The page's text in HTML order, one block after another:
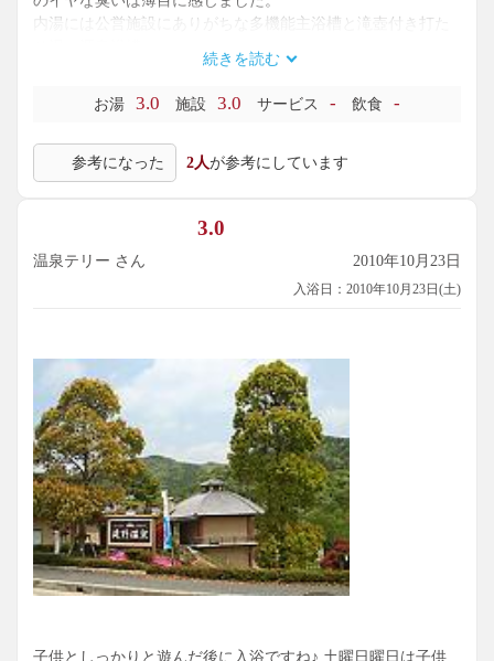
内湯には公営施設にありがちな多機能主浴槽と滝壺付き打た
源泉浴槽は人肌程度で加水無しとの事。新湯の投入は少なそ
うではあるが消毒臭もほとんど無くなかなか気持ちよいもの
でした。
でした。
続きを読む
お湯 3.0 施設 3.0 サービス - 飲食 -
参考になった 2人が参考にしています
3.0
温泉テリー さん 2010年10月23日
入浴日：2010年10月23日(土)
子供としっかりと遊んだ後に入浴ですね♪ 土曜日曜日は子供